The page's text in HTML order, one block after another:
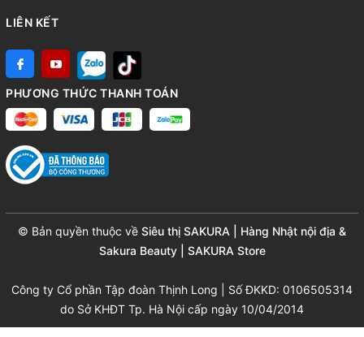
LIÊN KẾT
PHƯƠNG THỨC THANH TOÁN
© Bản quyền thuộc về Siêu thị SAKURA | Hàng Nhật nội địa &
Sakura Beauty | SAKURA Store
Công ty Cổ phần Tập đoàn Thịnh Long | Số ĐKKD: 0106505314
do Sở KHĐT Tp. Hà Nội cấp ngày 10/04/2014